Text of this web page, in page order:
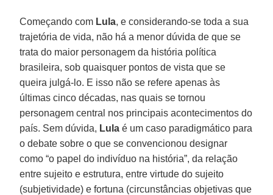
Começando com Lula, e considerando-se toda a sua
trajetória de vida, não há a menor dúvida de que se
trata do maior personagem da história política
brasileira, sob quaisquer pontos de vista que se
queira julgá-lo. E isso não se refere apenas às
últimas cinco décadas, nas quais se tornou
personagem central nos principais acontecimentos do
país. Sem dúvida, Lula é um caso paradigmático para
o debate sobre o que se convencionou designar
como “o papel do indivíduo na história”, da relação
entre sujeito e estrutura, entre virtude do sujeito
(subjetividade) e fortuna (circunstâncias objetivas que